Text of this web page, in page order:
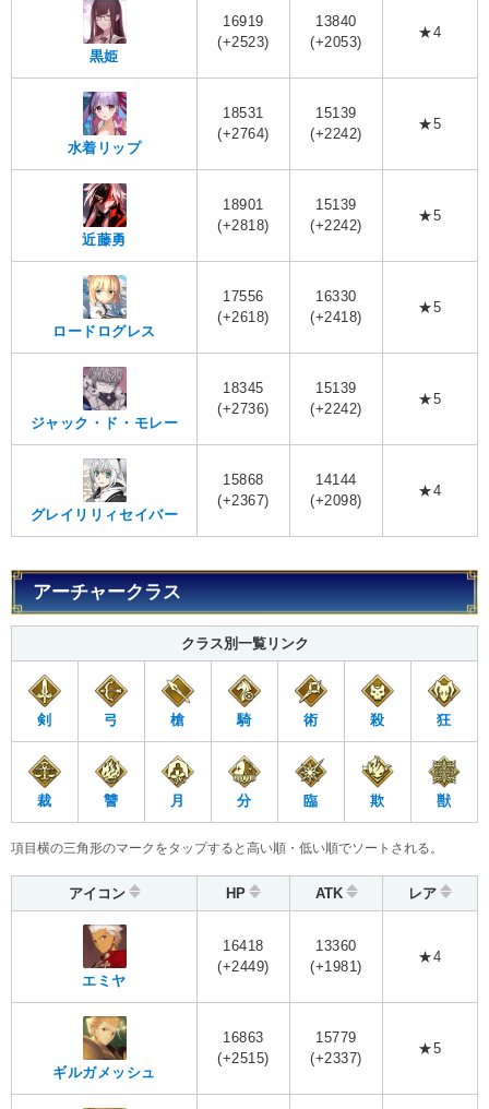
黒姫
16919
(+2523)
13840
(+2053)
★4
水着リップ
18531
(+2764)
15139
(+2242)
★5
近藤勇
18901
(+2818)
15139
(+2242)
★5
ロードログレス
17556
(+2618)
16330
(+2418)
★5
ジャック・ド・モレー
18345
(+2736)
15139
(+2242)
★5
グレイリリィセイバー
15868
(+2367)
14144
(+2098)
★4
アーチャークラス
クラス別一覧リンク
剣 弓 槍 騎 術 殺 狂
裁 讐 月 分 臨 欺 獣
項目横の三角形のマークをタップすると高い順・低い順でソートされる。
アイコン HP ATK レア
エミヤ
16418
(+2449)
13360
(+1981)
★4
ギルガメッシュ
16863
(+2515)
15779
(+2337)
★5